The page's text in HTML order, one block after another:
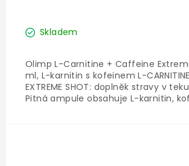
Skladem
Olimp L-Carnitine + Caffeine
ml, L-karnitin s kofeinem L-CARNITINE
EXTREME SHOT: doplněk stravy v
Pitná ampule obsahuje L-karnitin,